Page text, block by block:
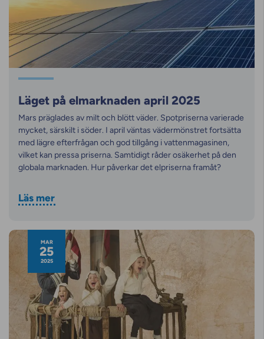
Läget på elmarknaden april 2025
Mars präglades av milt och blött väder. Spotpriserna varierade
mycket, särskilt i söder. I april väntas vädermönstret fortsätta
med lägre efterfrågan och god tillgång i vattenmagasinen,
vilket kan pressa priserna. Samtidigt råder osäkerhet på den
globala marknaden. Hur påverkar det elpriserna framåt?
Läs mer
MAR
25
2025